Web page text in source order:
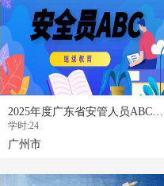
2025年度广东省安管人员ABC证继续教育
学时:24
广州市